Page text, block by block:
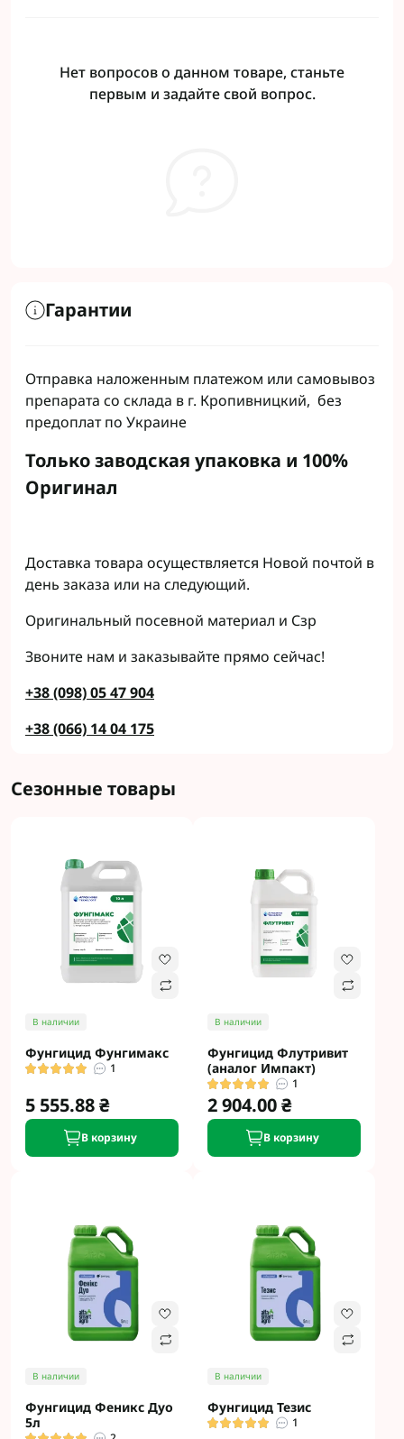
Нет вопросов о данном товаре, станьте
первым и задайте свой вопрос.
Гарантии
Отправка наложенным платежом или самовывоз
препарата со склада в г. Кропивницкий, без
предоплат по Украине
Только заводская упаковка и 100%
Оригинал
Доставка товара осуществляется Новой почтой в
день заказа или на следующий.
Оригинальный посевной материал и Сзр
Звоните нам и заказывайте прямо сейчас!
+38 (098) 05 47 904
+38 (066) 14 04 175
Сезонные товары
В наличии
Фунгицид Фунгимакс
1
5 555.88 ₴
В корзину
В наличии
Фунгицид Флутривит
(аналог Импакт)
1
2 904.00 ₴
В корзину
В наличии
Фунгицид Феникс Дуо
5л
В наличии
Фунгицид Тезис
1